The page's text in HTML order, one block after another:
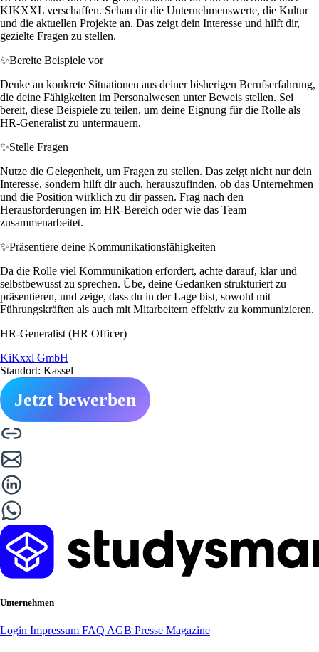
KIKXXL verschaffen. Schau dir die Unternehmenswerte, die Kultur
und die aktuellen Projekte an. Das zeigt dein Interesse und hilft dir,
gezielte Fragen zu stellen.
✨Bereite Beispiele vor
Denke an konkrete Situationen aus deiner bisherigen Berufserfahrung,
die deine Fähigkeiten im Personalwesen unter Beweis stellen. Sei
bereit, diese Beispiele zu teilen, um deine Eignung für die Rolle als
HR-Generalist zu untermauern.
✨Stelle Fragen
Nutze die Gelegenheit, um Fragen zu stellen. Das zeigt nicht nur dein
Interesse, sondern hilft dir auch, herauszufinden, ob das Unternehmen
und die Position wirklich zu dir passen. Frag nach den
Herausforderungen im HR-Bereich oder wie das Team
zusammenarbeitet.
✨Präsentiere deine Kommunikationsfähigkeiten
Da die Rolle viel Kommunikation erfordert, achte darauf, klar und
selbstbewusst zu sprechen. Übe, deine Gedanken strukturiert zu
präsentieren, und zeige, dass du in der Lage bist, sowohl mit
Führungskräften als auch mit Mitarbeitern effektiv zu kommunizieren.
HR-Generalist (HR Officer)
KiKxxl GmbH
Standort: Kassel
Jetzt bewerben
Unternehmen
Login Impressum FAQ AGB Presse Magazine